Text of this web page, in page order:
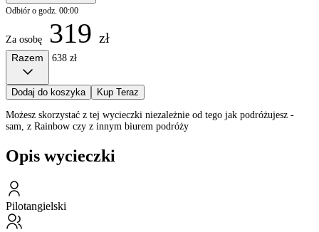
Odbiór o godz. 00:00
Za osobę 319 zł
Razem 638 zł
Dodaj do koszyka Kup Teraz
Możesz skorzystać z tej wycieczki niezależnie od tego jak podróżujesz -
sam, z Rainbow czy z innym biurem podróży
Opis wycieczki
Pilotangielski